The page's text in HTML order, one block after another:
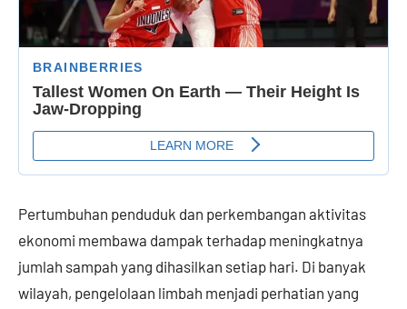
Pertumbuhan penduduk dan perkembangan aktivitas
ekonomi membawa dampak terhadap meningkatnya
jumlah sampah yang dihasilkan setiap hari. Di banyak
wilayah, pengelolaan limbah menjadi perhatian yang